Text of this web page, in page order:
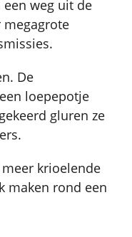
weg uit de
De
loepepotje
gluren ze
krioelende
maken rond een